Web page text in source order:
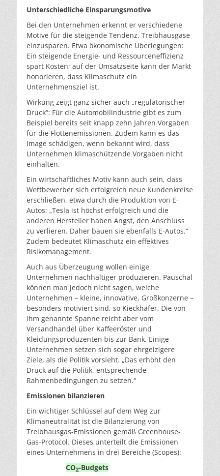
Unterschiedliche Einsparungsmotive
Bei den Unternehmen erkennt er verschiedene
Motive für die steigende Tendenz, Treibhausgase
einzusparen. Etwa ökonomische Überlegungen:
Ein steigende Energie- und Ressourceneffizienz
spart Kosten; auf der Umsatzseite kann der Markt
honorieren, dass Klimaschutz ein
Unternehmensziel ist.
Wirkung zeigt ganz sicher auch „regulatorischer
Druck“: Für die Automobilindustrie gibt es zum
Beispiel bereits seit knapp zehn Jahren Vorgaben
für die Flottenemissionen. Zudem kann es das
Image schädigen, wenn bekannt wird, dass
Unternehmen klimaschützende Vorgaben nicht
einhalten.
Ein wirtschaftliches Motiv kann auch sein, dass
Wettbewerber sich erfolgreich neue Kundenkreise
erschließen, etwa durch die Produktion von E-
Autos: „Tesla ist höchst erfolgreich und die
anderen Hersteller haben Angst, den Anschluss
zu verlieren. Daher bauen sie ebenfalls E-Autos.“
Zudem bedeutet Klimaschutz ein effektives
Risikomanagement.
Auch aus Überzeugung wollen einige
Unternehmen nachhaltiger produzieren. Pauschal
können man jedoch nicht sagen, welche
Unternehmen – kleine, innovative, Großkonzerne –
besonders motiviert sind, so Kieckhäfer. Die von
ihm genannte Spanne reicht aber vom
Versandhandel über Kaffeeröster und
Kleidungsproduzenten bis zur Bank. Einige
Unternehmen setzen sich sogar ehrgeizigere
Ziele, als die Politik vorsieht. „Das erhöht den
Druck auf die Politik, entsprechende
Rahmenbedingungen zu setzen.“
Emissionen bilanzieren
Ein wichtiger Schlüssel auf dem Weg zur
Klimaneutralität ist die Bilanzierung von
Treibhausgas-Emissionen gemäß Greenhouse-
Gas-Protocol. Dieses unterteilt die Emissionen
eines Unternehmens in drei Bereiche (Scopes):
CO2-Budgets